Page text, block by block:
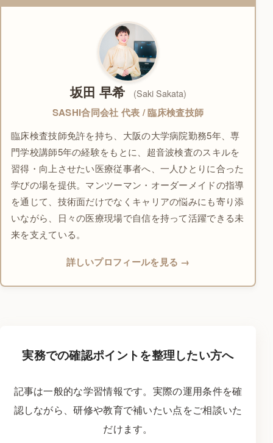
坂田 早希 (Saki Sakata)
SASHI合同会社 代表 / 臨床検査技師
臨床検査技師免許を持ち、大阪の大学病院勤務5年、専
門学校講師5年の経験をもとに、超音波検査のスキルを
習得・向上させたい医療従事者へ、一人ひとりに合った
学びの場を提供。マンツーマン・オーダーメイドの指導
を通じて、技術面だけでなくキャリアの悩みにも寄り添
いながら、日々の医療現場で自信を持って活躍できる未
来を支えている。
詳しいプロフィールを見る
実務での確認ポイントを整理したい方へ
記事は一般的な学習情報です。実際の運用条件を確
認しながら、研修や教育で補いたい点をご相談いた
だけます。